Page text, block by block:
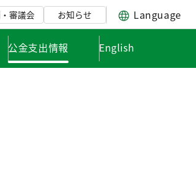
審議会 お知らせ Language
公金支出情報 English